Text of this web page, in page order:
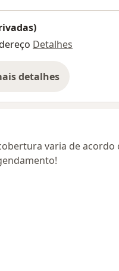
Detalhes
detalhes
sobre o endereço
varia de acordo